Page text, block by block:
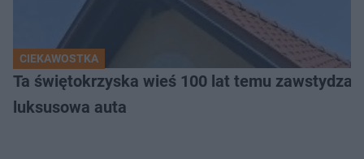
CIEKAWOSTKA
Ta świętokrzyska wieś 100 lat temu
luksusowa auta